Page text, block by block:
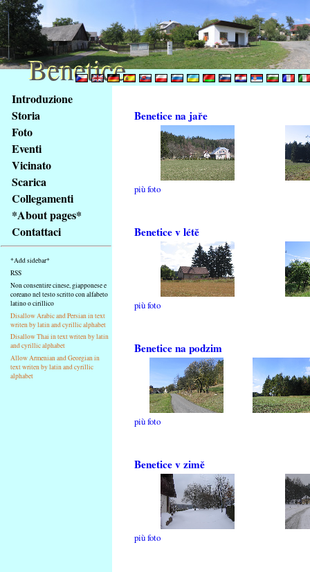
obsah
stránky
Klávesové
zkratky
tomto
webu
základní
Hlavní
strana
Introduzione
Storia
Foto
Eventi
Vicinato
Scarica
Collegamenti
*About pages*
Contattaci
*Add sidebar*
RSS
Non consentire cinese, giapponese e
coreano nel testo scritto con alfabeto
latino o cirillico
Disallow Arabic and Persian in text
writen by latin and cyrillic alphabet
Disallow Thai in text writen by latin
and cyrillic alphabet
Allow Armenian and Georgian in
text writen by latin and cyrillic
alphabet
Benetice na jaře
più foto
Benetice v létě
più foto
Benetice na podzim
più foto
Benetice v zimě
più foto
Benetice
Benetice